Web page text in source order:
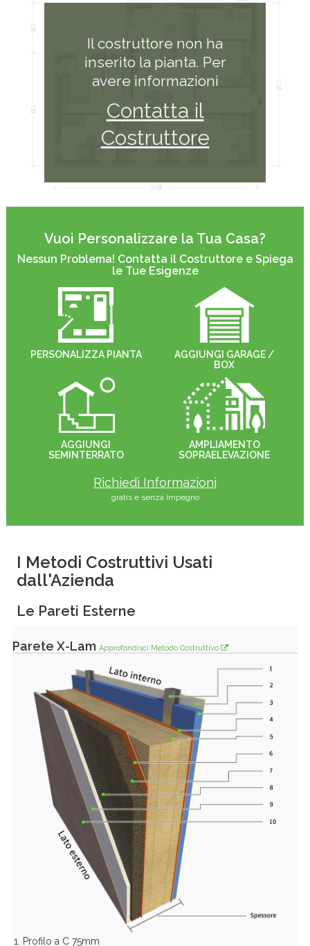
Il costruttore non ha
inserito la pianta. Per
avere informazioni
Contatta il
Costruttore
Vuoi Personalizzare la Tua Casa?
Nessun Problema! Contatta il Costruttore e Spiega
le Tue Esigenze
PERSONALIZZA PIANTA
AGGIUNGI GARAGE /
BOX
AGGIUNGI
SEMINTERRATO
AMPLIAMENTO
SOPRAELEVAZIONE
Richiedi Informazioni
gratis e senza Impegno
I Metodi Costruttivi Usati
dall'Azienda
Le Pareti Esterne
Parete X-Lam Approfondisci Metodo Costruttivo
Profilo a C 75mm